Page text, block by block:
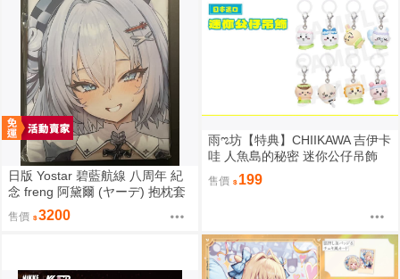
日版 Yostar 碧藍航線 八周年 紀
念 freng 阿黛爾 (ヤーデ) 抱枕套
C108
售價 3200
雨ಌ坊【特典】CHIIKAWA 吉伊卡
哇 人魚島的秘密 迷你公仔吊飾
（吉伊、小八、烏薩奇、小桃、
栗子、師傅、古本、獅薩）
售價 199